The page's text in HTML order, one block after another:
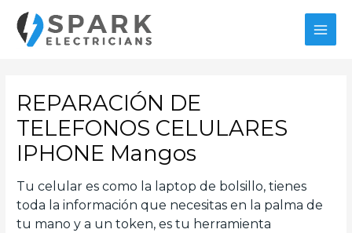
contenido
REPARACIÓN DE
TELEFONOS CELULARES
IPHONE Mangos
Tu celular es como la laptop de bolsillo, tienes
toda la información que necesitas en la palma de
tu mano y a un token, es tu herramienta